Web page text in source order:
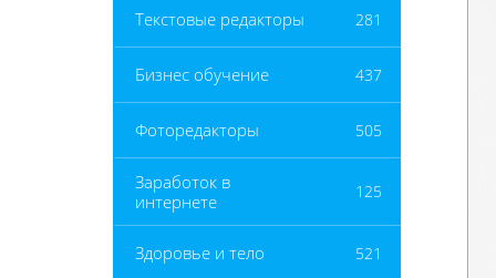
Текстовые редакторы 281
Бизнес обучение 437
Фоторедакторы 505
Заработок в
интернете
125
Здоровье и тело 521